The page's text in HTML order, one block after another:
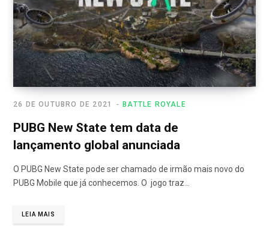
BATTLE ROYALE
26 DE OUTUBRO DE 2021
PUBG New State tem data de
lançamento global anunciada
O PUBG New State pode ser chamado de irmão mais novo do
PUBG Mobile que já conhecemos. O jogo traz…
LEIA MAIS